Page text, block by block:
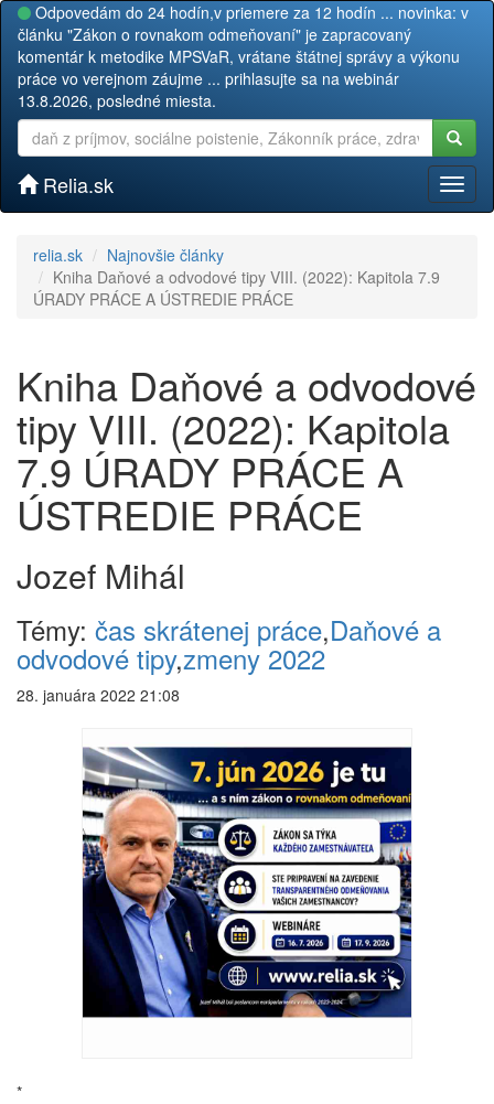
Odpovedám do 24 hodín,v priemere za 12 hodín ... novinka: v
článku "Zákon o rovnakom odmeňovaní" je zapracovaný
komentár k metodike MPSVaR, vrátane štátnej správy a výkonu
práce vo verejnom záujme ... prihlasujte sa na webinár
13.8.2026, posledné miesta.
Relia.sk
relia.sk
Najnovšie články
Kniha Daňové a odvodové tipy VIII. (2022): Kapitola 7.9
ÚRADY PRÁCE A ÚSTREDIE PRÁCE
Kniha Daňové a odvodové
tipy VIII. (2022): Kapitola
7.9 ÚRADY PRÁCE A
ÚSTREDIE PRÁCE
Jozef Mihál
Témy: čas skrátenej práce,Daňové a
odvodové tipy,zmeny 2022
28. januára 2022 21:08
*